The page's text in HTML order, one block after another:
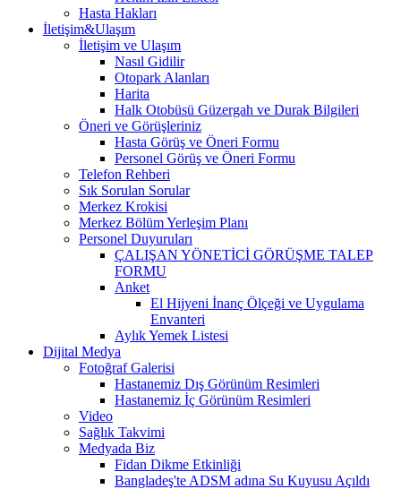
Hasta Hakları
İletişim&Ulaşım
İletişim ve Ulaşım
Nasıl Gidilir
Otopark Alanları
Harita
Halk Otobüsü Güzergah ve Durak Bilgileri
Öneri ve Görüşleriniz
Hasta Görüş ve Öneri Formu
Personel Görüş ve Öneri Formu
Telefon Rehberi
Sık Sorulan Sorular
Merkez Krokisi
Merkez Bölüm Yerleşim Planı
Personel Duyuruları
ÇALIŞAN YÖNETİCİ GÖRÜŞME TALEP
FORMU
Anket
El Hijyeni İnanç Ölçeği ve Uygulama
Envanteri
Aylık Yemek Listesi
Dijital Medya
Fotoğraf Galerisi
Hastanemiz Dış Görünüm Resimleri
Hastanemiz İç Görünüm Resimleri
Video
Sağlık Takvimi
Medyada Biz
Fidan Dikme Etkinliği
Bangladeş'te ADSM adına Su Kuyusu Açıldı